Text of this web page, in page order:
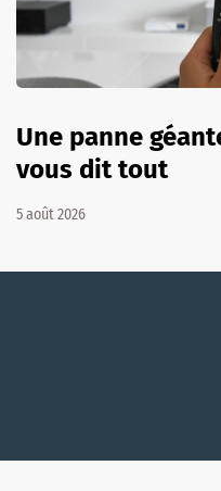
Une panne
vous dit tout
5 août 2026